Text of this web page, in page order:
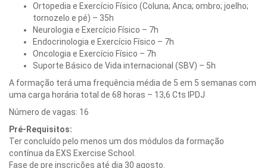
Ortopedia e Exercício Físico (Coluna; Anca; ombro; joelho;
tornozelo e pé) – 35h
Neurologia e Exercício Físico – 7h
Endocrinologia e Exercício Físico – 7h
Oncologia e Exercício Físico – 7h
Suporte Básico de Vida internacional (SBV) – 5h
A formação terá uma frequência média de 5 em 5 semanas com
uma carga horária total de 68 horas – 13,6 Cts IPDJ
Número de vagas: 16
Pré-Requisitos:
Ter concluído pelo menos um dos módulos da formação
contínua da EXS Exercise School.
Fase de pre inscrições até dia 30 agosto.